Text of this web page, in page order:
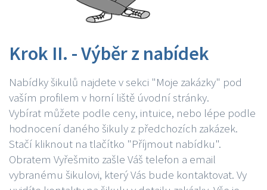
Krok II. - Výběr z nabídek
Nabídky šikulů najdete v sekci "Moje zakázky" pod
vaším profilem v horní liště úvodní stránky.
Vybírat můžete podle ceny, intuice, nebo lépe podle
hodnocení daného šikuly z předchozích zakázek.
Stačí kliknout na tlačítko "Příjmout nabídku".
Obratem Vyřešmito zašle Váš telefon a email
vybranému šikulovi, který Vás bude kontaktovat. Vy